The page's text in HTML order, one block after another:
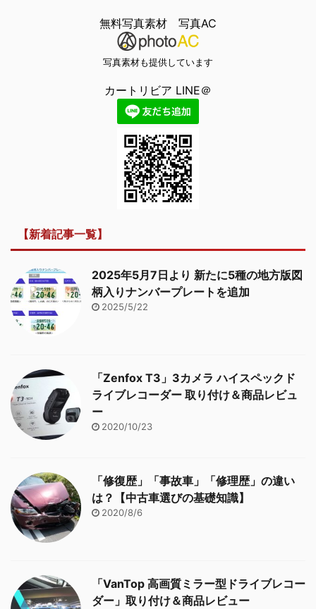
無料写真素材 写真AC
写真素材も提供しています
カートリビア LINE＠
【新着記事一覧】
2025年5月7日より 新たに5種の地方版図
柄入りナンバープレートを追加
2025/5/22
「Zenfox T3」3カメラ ハイスペックド
ライブレコーダー 取り付け＆商品レビュ
ー
2020/10/23
「修復歴」「事故車」「修理歴」の違い
は？【中古車選びの基礎知識】
2020/8/6
「VanTop 高画質ミラー型ドライブレコー
ダー」取り付け＆商品レビュー